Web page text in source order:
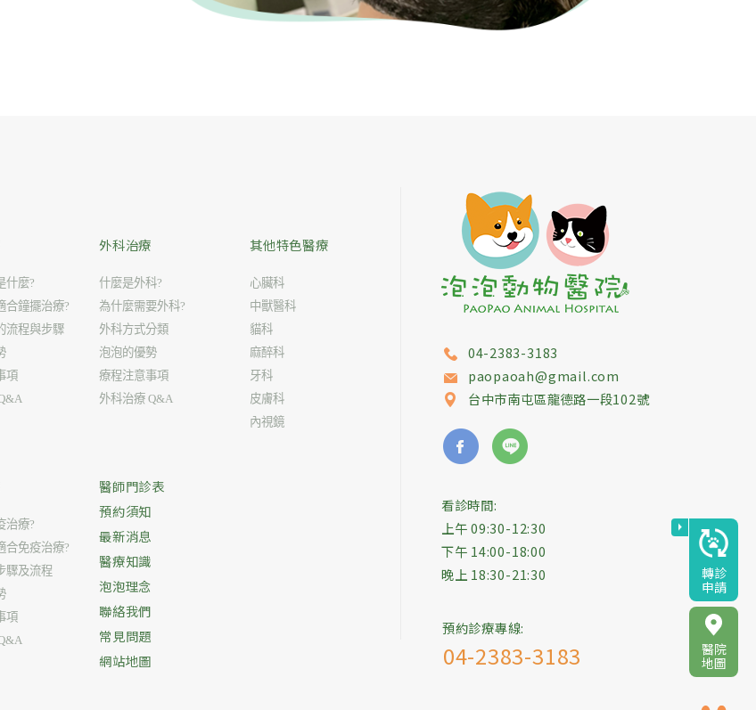
什麼?
合鐘擺治療?
流程與步驟
項
外科治療
什麼是外科?
為什麼需要外科?
外科方式分類
泡泡的優勢
療程注意事項
外科治療 Q&A
其他特色醫療
心臟科
中獸醫科
貓科
麻醉科
牙科
皮膚科
內視鏡
治療?
合免疫治療?
驟及流程
項
醫師門診表
預約須知
最新消息
醫療知識
泡泡理念
聯絡我們
常見問題
網站地圖
04-2383-3183
paopaoah@gmail.com
台中市南屯區龍德路一段102號
看診時間:
上午 09:30-12:30
下午 14:00-18:00
晚上 18:30-21:30
預約診療專線:
04-2383-3183
醫院
地圖
轉診
申請